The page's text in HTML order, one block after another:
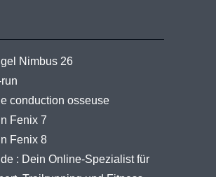
Nimbus 26
conduction osseuse
Fenix 7
Fenix 8
: Dein Online-Spezialist für